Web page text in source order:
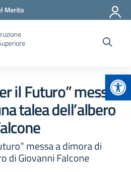
Merito
il Futuro” messa
talea dell’albero
messa a dimora di
di Giovanni Falcone